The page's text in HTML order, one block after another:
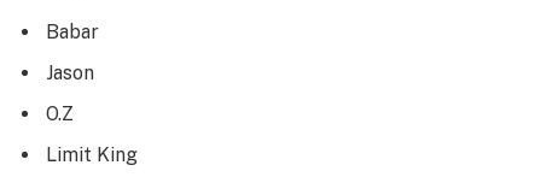
Babar
Jason
O.Z
Limit King